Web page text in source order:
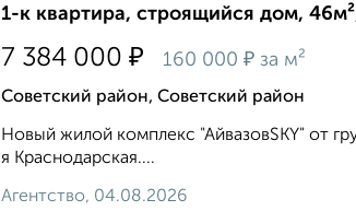
1-к квартира, строящийся дом,
7 384 000 ₽ 160 000 ₽ за м²
Советский район, Советский район
Новый жилой комплекс "АйвазовSKY" от
я Краснодарская....
Агентство, 04.08.2026